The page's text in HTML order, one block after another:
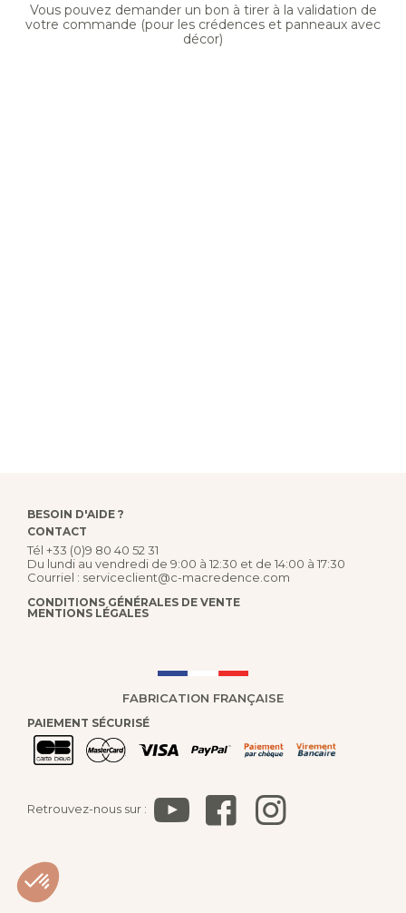
Vous pouvez demander un bon à tirer à la validation de
votre commande (pour les crédences et panneaux avec
décor)
BESOIN D'AIDE ?
CONTACT
Tél +33 (0)9 80 40 52 31
Du lundi au vendredi de 9:00 à 12:30 et de 14:00 à 17:30
Courriel : serviceclient@c-macredence.com
CONDITIONS GÉNÉRALES DE VENTE
MENTIONS LÉGALES
FABRICATION FRANÇAISE
PAIEMENT SÉCURISÉ
Retrouvez-nous sur :